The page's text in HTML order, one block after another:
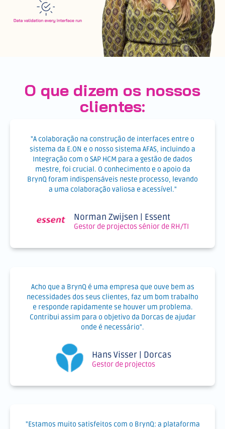
O que dizem os nossos
clientes:
"A colaboração na construção de interfaces entre o
sistema da E.ON e o nosso sistema AFAS, incluindo a
Integração com o SAP HCM para a gestão de dados
mestre, foi crucial. O conhecimento e o apoio da
BrynQ foram indispensáveis neste processo, levando
a uma colaboração valiosa e acessível."
Norman Zwijsen | Essent
Gestor de projectos sénior de RH/TI
Acho que a BrynQ é uma empresa que ouve bem as
necessidades dos seus clientes, faz um bom trabalho
e responde rapidamente se houver um problema.
Contribui assim para o objetivo da Dorcas de ajudar
onde é necessário".
Hans Visser | Dorcas
Gestor de projectos
"Estamos muito satisfeitos com o BrynQ: a plataforma